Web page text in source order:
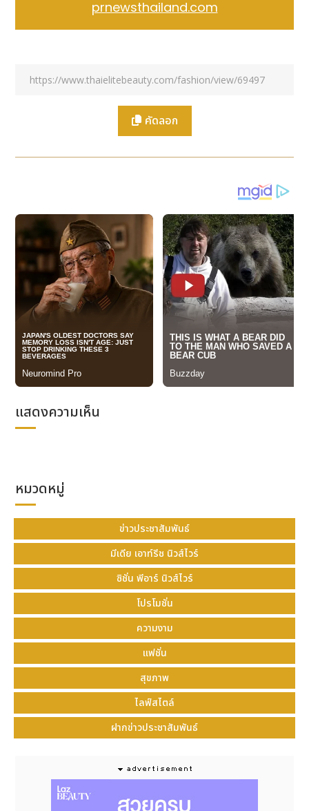
prnewsthailand.com
คัดลอก
แสดงความเห็น
หมวดหมู่
ข่าวประชาสัมพันธ์
มีเดีย เอาท์รีช นิวส์ไวร์
ซิชั่น พีอาร์ นิวส์ไวร์
โปรโมชั่น
ความงาม
แฟชั่น
สุขภาพ
ไลฟ์สไตล์
ฝากข่าวประชาสัมพันธ์